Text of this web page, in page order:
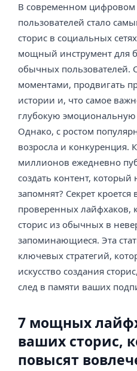
В современном
пользователей стало
сторис в социальных
мощный инструмент для
обычных пользователей.
моментами, продвигать
истории и, что самое
глубокую эмоциональную
Однако, с ростом
возросла и конкуренция.
миллионов ежедневно
создать контент, который
запомнят? Секрет
проверенных лайфхаков,
сторис из обычных в
запоминающиеся. Эта
ключевых стратегий,
искусство создания
след в памяти ваших
7 мощных
ваших сторис,
повысят